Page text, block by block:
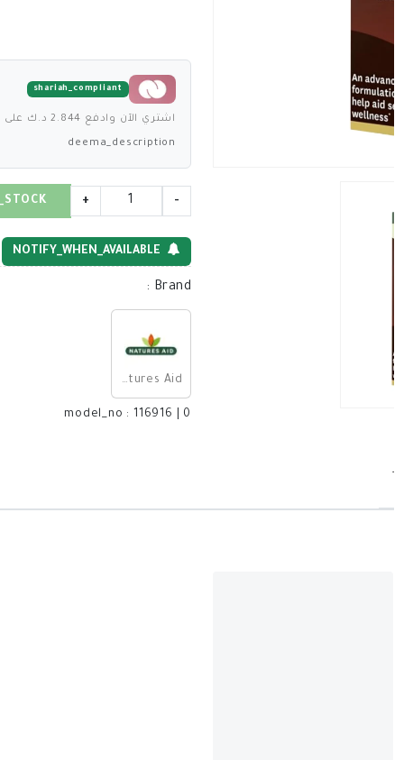
shariah_compliant
اشتري الآن وادفع 2.844 د.ك على 4 دفعات بدون فوائد
deema_description
-
+
NOTIFY_WHEN_AVAILABLE
Brand
:
Natures Aid
model_no : 116916 0